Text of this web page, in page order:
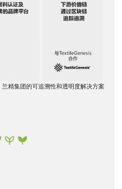
兰精集团的可追溯性和透明度解决方案